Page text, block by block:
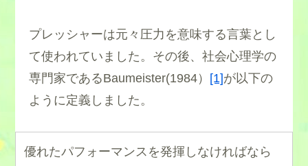
プレッシャーは元々圧力を意味する言葉とし
て使われていました。その後、社会心理学の
専門家であるBaumeister(1984） [1]が以下の
ように定義しました。
優れたパフォーマンスを発揮しなければなら